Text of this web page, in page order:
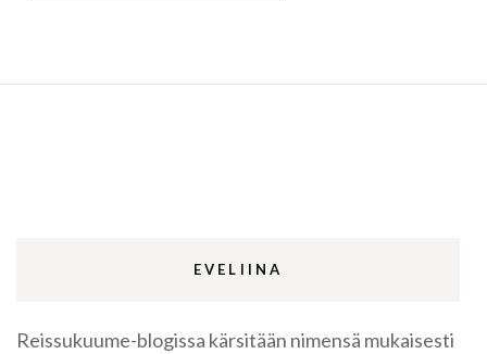
EVELIINA
Reissukuume-blogissa kärsitään nimensä mukaisesti